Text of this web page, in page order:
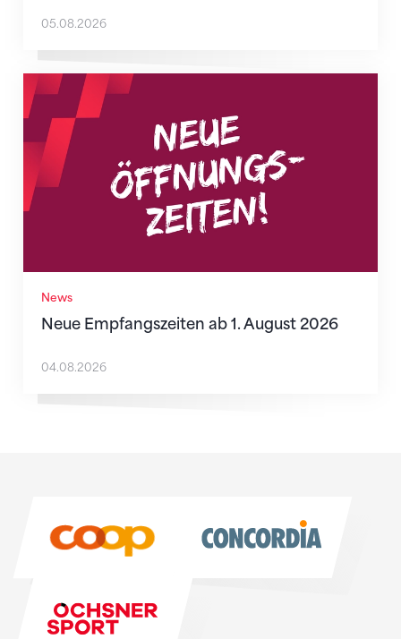
05.08.2026
News
Neue Empfangszeiten ab 1. August 2026
Neue Empfangszeiten ab 1. August 2026
04.08.2026